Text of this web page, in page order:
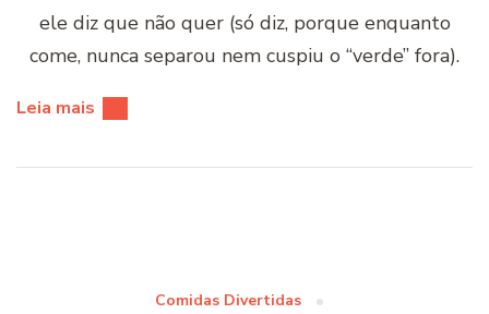
ele diz que não quer (só diz, porque enquanto
come, nunca separou nem cuspiu o “verde” fora).
Leia mais
Comidas Divertidas